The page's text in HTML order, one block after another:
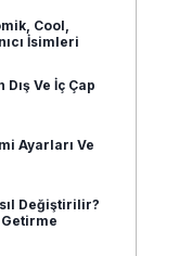
Cool,
İsimleri
Ve İç Çap
Ayarları Ve
Değiştirilir?